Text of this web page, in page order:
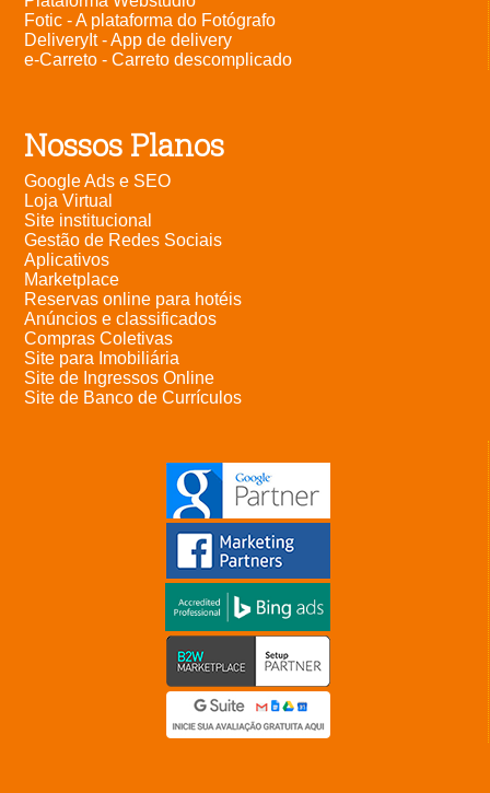
Fotic - A plataforma do Fotógrafo
DeliveryIt - App de delivery
e-Carreto - Carreto descomplicado
Nossos Planos
Google Ads e SEO
Loja Virtual
Site institucional
Gestão de Redes Sociais
Aplicativos
Marketplace
Reservas online para hotéis
Anúncios e classificados
Compras Coletivas
Site para Imobiliária
Site de Ingressos Online
Site de Banco de Currículos